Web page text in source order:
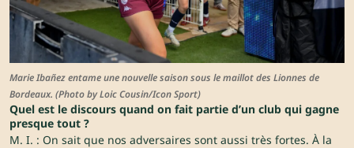
Marie Ibañez entame une nouvelle saison sous le maillot des Lionnes de
Bordeaux. (Photo by Loic Cousin/Icon Sport)
Quel est le discours quand on fait partie d’un club qui gagne
presque tout ?
M. I. : On sait que nos adversaires sont aussi très fortes. À la